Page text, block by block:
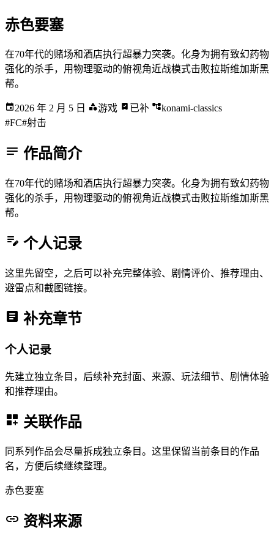
赤色要塞
在70年代的赌场和酒店执行超暴力突袭。化身为拥有致幻药物
强化的杀手，用物理驱动的俯视角近战模式击败拉斯维加斯黑
帮。
2026 年 2 月 5 日 游戏 已补
konami-classics
#FC#射击
作品简介
在70年代的赌场和酒店执行超暴力突袭。化身为拥有致幻药物
强化的杀手，用物理驱动的俯视角近战模式击败拉斯维加斯黑
帮。
个人记录
这里先留空，之后可以补充完整体验、剧情评价、推荐理由、
避雷点和截图链接。
补充章节
个人记录
先建立独立条目，后续补充封面、来源、玩法细节、剧情体验
和推荐理由。
关联作品
同系列作品会尽量拆成独立条目。这里保留当前条目的作品
名，方便后续继续整理。
赤色要塞
资料来源